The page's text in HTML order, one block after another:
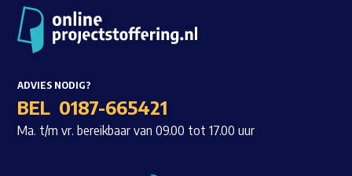
ADVIES NODIG?
BEL 0187-665421
Ma. t/m vr. bereikbaar van 09.00 tot 17.00 uur